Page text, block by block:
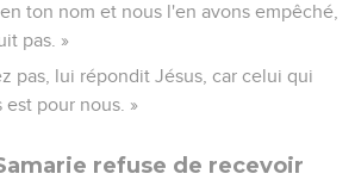
ton nom et nous l'en avons empêché,
pas. »
pas, lui répondit Jésus, car celui qui
est pour nous. »
refuse de recevoir